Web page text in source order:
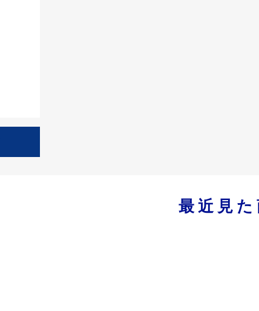
最近見た